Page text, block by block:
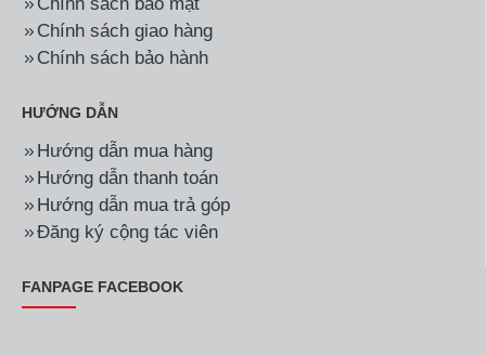
Chính sách giao hàng
Chính sách bảo hành
HƯỚNG DẪN
Hướng dẫn mua hàng
Hướng dẫn thanh toán
Hướng dẫn mua trả góp
Đăng ký cộng tác viên
FANPAGE FACEBOOK